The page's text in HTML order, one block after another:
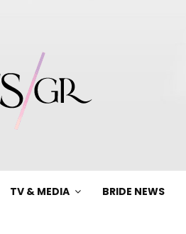
TV & MEDIA BRIDE NEWS